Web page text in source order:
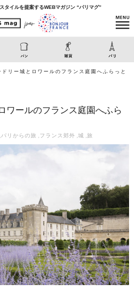
タイルを提案するWEBマガジン “パリマグ”
ドリー城とロワールのフランス庭園へふらっと
ワールのフランス庭園へふら
パリからの旅 フランス郊外 城 旅